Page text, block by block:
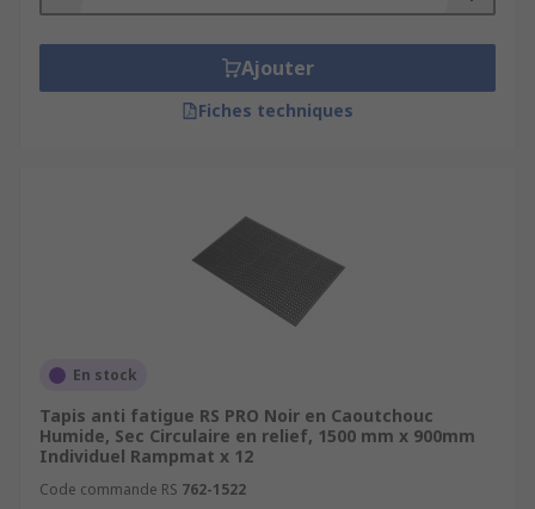
Ajouter
Fiches techniques
En stock
Tapis anti fatigue RS PRO Noir en Caoutchouc
Humide, Sec Circulaire en relief, 1500 mm x 900mm
Individuel Rampmat x 12
Code commande RS 762-1522